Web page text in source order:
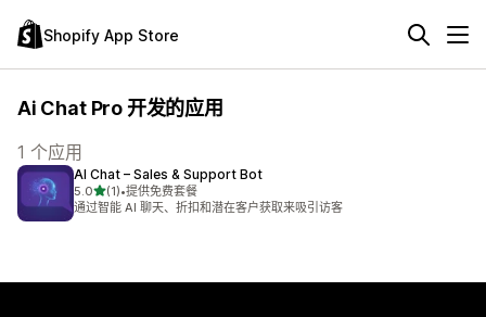
Shopify App Store
Ai Chat Pro 开发的应用
1 个应用
AI Chat – Sales & Support Bot
5.0星（满分 5 星）
(1)
总共 1 条评论
•提供免费套餐
通过智能 AI 聊天、折扣和潜在客户获取来吸引访客